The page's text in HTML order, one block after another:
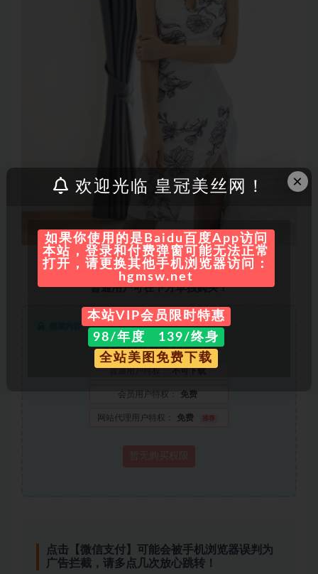
会员全站美图免费获取，点击查看会员权益
普通用户可在下方单独购买！
此处内容需要权限查看
普通用户特权： 不可下载
会员用户特权： 免费
网站代理用户特权： 免费 推荐
点击【微信支付】可能会被手机浏览器误判为
广告拦截，请多点几次放心跳转！
×
欢迎光临 皇冠美丝网！
如果你使用的是Baidu百度App访问
本站，登录和付费弹窗可能无法正常
打开，请更换其他手机浏览器访问：
hgmsw.net
本站VIP会员限时特惠
98/年度 139/终身
全站美图免费下载